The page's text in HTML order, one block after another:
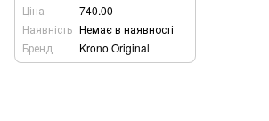
Ціна
740.00
Наявність Немає в наявності
Бренд
Krono Original